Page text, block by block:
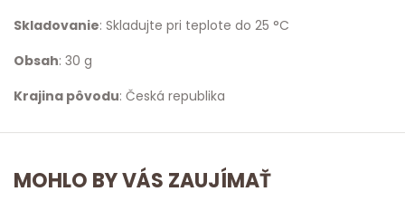
Skladovanie: Skladujte pri teplote do 25 °C
Obsah: 30 g
Krajina pôvodu: Česká republika
MOHLO BY VÁS ZAUJÍMAŤ